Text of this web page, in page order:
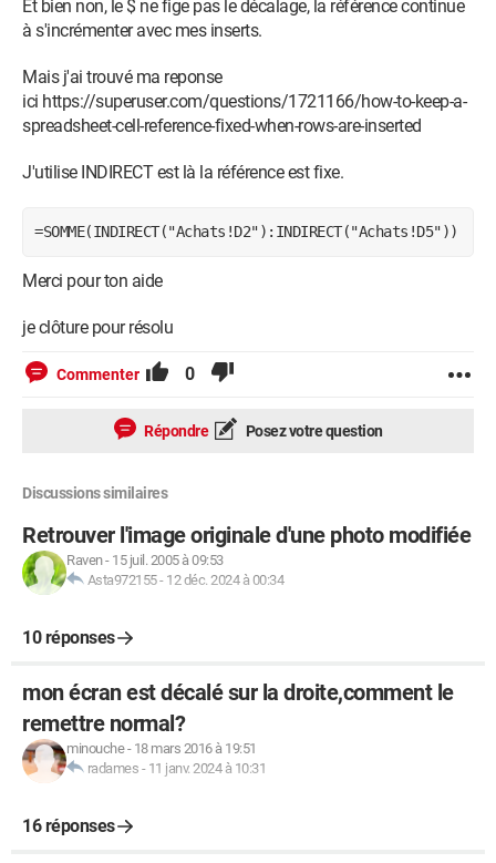
Et bien non, le $ ne fige pas le décalage, la référence continue
à s'incrémenter avec mes inserts.
Mais j'ai trouvé ma reponse
ici https://superuser.com/questions/1721166/how-to-keep-a-
spreadsheet-cell-reference-fixed-when-rows-are-inserted
J'utilise INDIRECT est là la référence est fixe.
=SOMME(INDIRECT("Achats!D2"):INDIRECT("Achats!D5"))
Merci pour ton aide
je clôture pour résolu
Commenter 0
Répondre Posez votre question
Discussions similaires
Retrouver l'image originale d'une photo modifiée
Raven- 15 juil. 2005 à 09:53
Asta972155- 12 déc. 2024 à 00:34
10 réponses
mon écran est décalé sur la droite,comment le
remettre normal?
minouche- 18 mars 2016 à 19:51
radames - 11 janv. 2024 à 10:31
16 réponses